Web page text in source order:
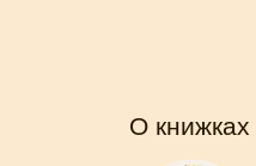
О книжках